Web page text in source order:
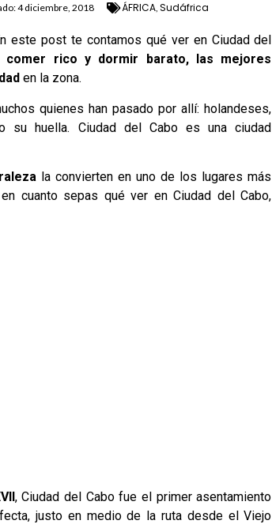
4 diciembre, 2018 ÁFRICA, Sudáfrica
este post te contamos qué ver en Ciudad del
rico y dormir barato, las mejores
en la zona.
quienes han pasado por allí: holandeses,
su huella. Ciudad del Cabo es una ciudad
la convierten en uno de los lugares más
cuanto sepas qué ver en Ciudad del Cabo,
, Ciudad del Cabo fue el primer asentamiento
justo en medio de la ruta desde el Viejo